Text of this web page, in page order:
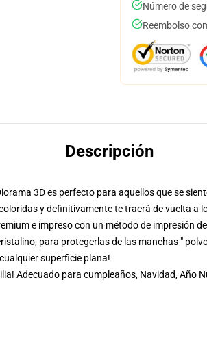
Número de
Reembolso
Descripción
3D es perfecto para aquellos que se
y definitivamente te traerá de vuelta a
e impreso con un método de impresión
para protegerlas de las manchas "
superficie plana!
Adecuado para cumpleaños, Navidad,